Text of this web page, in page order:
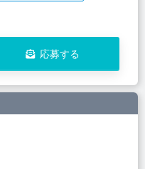
応募する